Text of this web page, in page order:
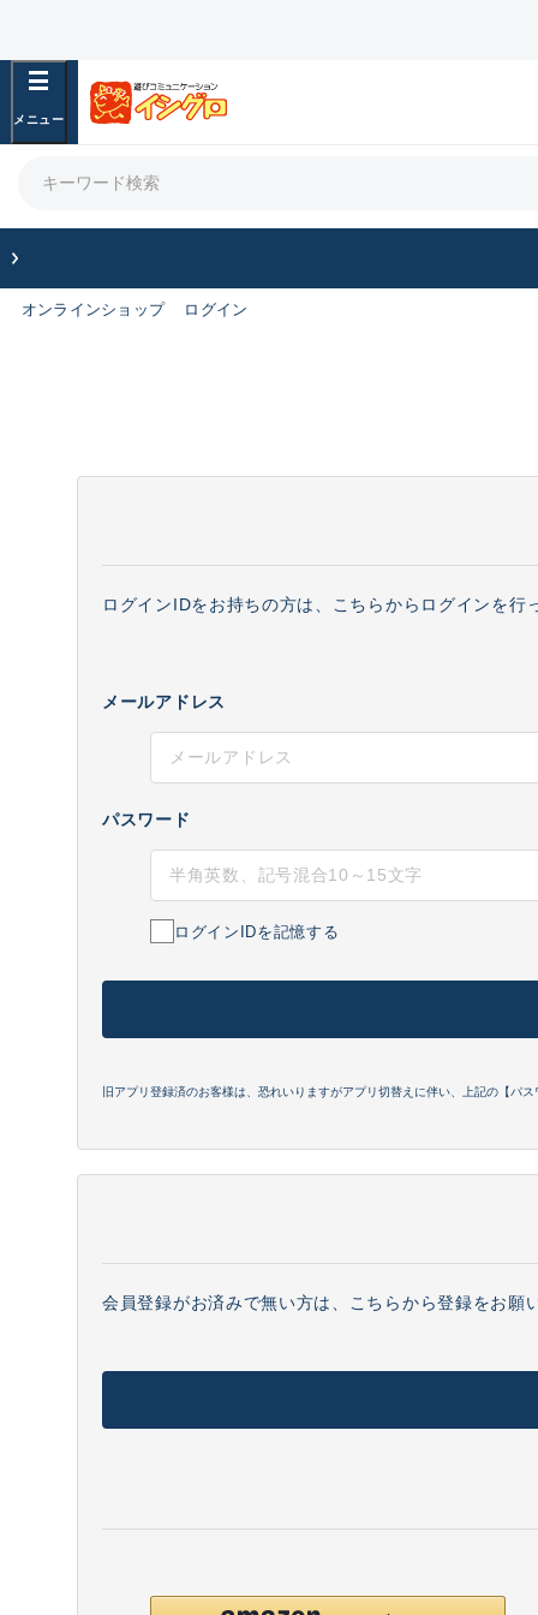
オンラインショップ ログイン
ログインIDをお持ちの方は、こちらからログインを行
メールアドレス
パスワード
ログインIDを記憶する
旧アプリ登録済のお客様は、恐れいりますがアプリ切替えに伴い、上記の【パ
会員登録がお済みで無い方は、こちらから登録をお願